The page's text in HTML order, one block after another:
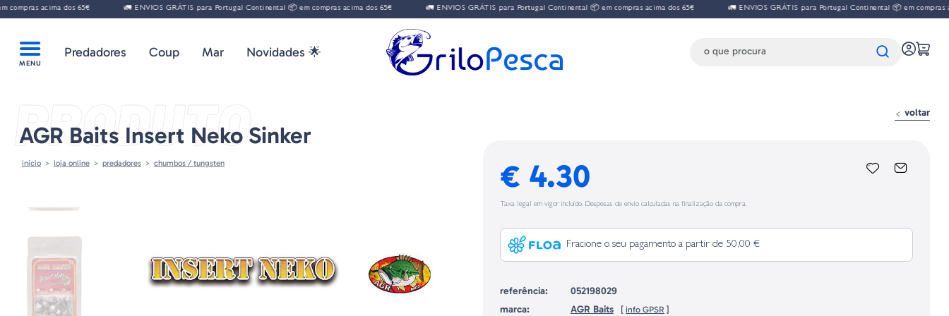
acima dos 65€ 🚛 ENVIOS GRÁTIS para Portugal Continental 📦 em compras acima dos 65€ 🚛 ENVIOS GRÁTIS para Portugal Continental 📦 em compras acima dos 65€ 🚛 ENVIOS GRÁTIS para Portugal Continental 📦 em compras
Predadores Coup Mar Novidades 🌟
PRODUTO
AGR Baits Insert Neko Sinker
início loja online predadores chumbos / tungsten
voltar
€ 4.30
Taxa legal em vigor incluído. Despesas de envio calculadas na finalização da compra.
Fracione o seu pagamento a partir de 50,00 €
referência:
052198029
marca:
AGR Baits [ info GPSR ]